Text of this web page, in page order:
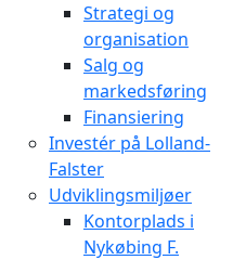
Strategi og
organisation
Salg og
markedsføring
Finansiering
Investér på Lolland-
Falster
Udviklingsmiljøer
Kontorplads i
Nykøbing F.